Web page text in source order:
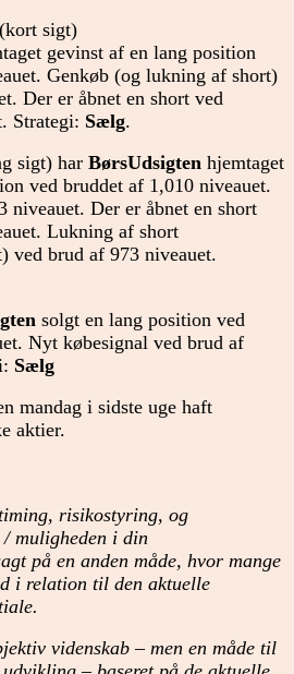
(kort sigt)
gevinst af en lang position
Genkøb (og lukning af short)
Der er åbnet en short ved
Strategi: Sælg.
sigt) har BørsUdsigten hjemtaget
ved bruddet af 1,010 niveauet.
niveauet. Der er åbnet en short
Lukning af short
ved brud af 973 niveauet.
solgt en lang position ved
Nyt købesignal ved brud af
Sælg
mandag i sidste uge haft
aktier.
risikostyring, og
muligheden i din
på en anden måde, hvor mange
i relation til den aktuelle
videnskab – men en måde til